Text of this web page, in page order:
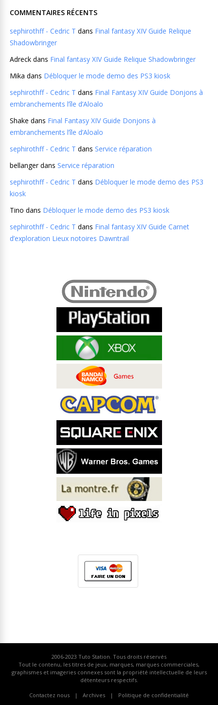
COMMENTAIRES RÉCENTS
sephirothff - Cedric T dans Final fantasy XIV Guide Relique
Shadowbringer
Adreck dans Final fantasy XIV Guide Relique Shadowbringer
Mika dans Débloquer le mode demo des PS3 kiosk
sephirothff - Cedric T dans Final Fantasy XIV Guide Donjons à
embranchements l’île d’Aloalo
Shake dans Final Fantasy XIV Guide Donjons à
embranchements l’île d’Aloalo
sephirothff - Cedric T dans Service réparation
bellangerdans Service réparation
sephirothff - Cedric T dans Débloquer le mode demo des PS3
kiosk
Tino dans Débloquer le mode demo des PS3 kiosk
sephirothff - Cedric T dans Final fantasy XIV Guide Carnet
d’exploration Lieux notoires Dawntrail
2006-2023 Tuto Station . Tous droits réservés
Tout le contenu, les titres de jeux, marques, marques commerciales,
graphismes et imageries connexes sont la propriété intellectuelle de leurs
détenteurs respectifs.
Contactez nous Archives Politique de confidentialité